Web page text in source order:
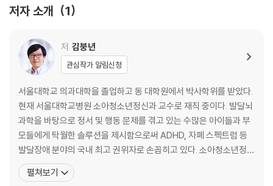
정 교수의 이야기처럼 이 책이야말로 아이들의 원하는 삶을 향해 당당하게
09 뇌를 튼튼하게 만드는 뜻밖의 습관
Part 2. 세상을 향한 관점을 넓히는 생각 지능
10 결국 해내는 아이들의 비밀
11 뇌는 억지로 일하지 않는다
12 산만한 우리 아이 ADHD일까요?
13 몰입의 즐거움
14 상상력이 뇌 지도를 바꾼다
15 자존감을 높이는 마법사
16 전전두엽을 자극하는 책 읽기의 효과
저자 소개 1
저 김붕년
관심작가 알림신청
서울대학교 의과대학을 졸업하고 동 대학원에서 박사학위를 받았다.
현재 서울대학교병원 소아청소년정신과 교수로 재직 중이다. 발달뇌
과학을 바탕으로 정서 및 행동 문제를 겪고 있는 수많은 아이들과 부
모들에게 탁월한 솔루션을 제시함으로써 ADHD, 자폐 스펙트럼 등
발달장애 분야의 국내 최고 권위자로 손꼽히고 있다. 소아청소년정신
의학 분야에서 가장 권위 있는 학회인 국제소아청소년정신의학회 부
회장을 비롯해 발달장애 거점병원 중앙지원단장과 행동발달증진센
펼쳐보기